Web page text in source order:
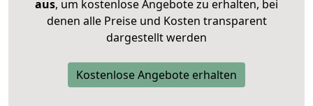
aus, um kostenlose Angebote zu erhalten, bei
denen alle Preise und Kosten transparent
dargestellt werden
Kostenlose Angebote erhalten